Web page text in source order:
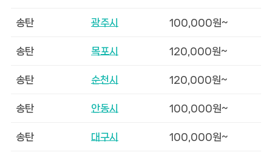
송탄 광주시 100,000원~
송탄 목포시 120,000원~
송탄 순천시 120,000원~
송탄 안동시 100,000원~
송탄 대구시 100,000원~